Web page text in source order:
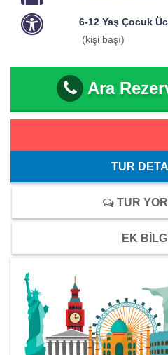
6-12 Yaş Çocuk
(kişi başı)
Ara
TUR
TUR
EK